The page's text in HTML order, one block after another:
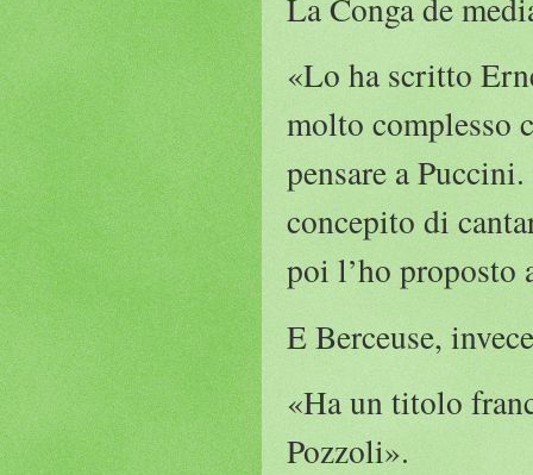
«Lo ha scritto
molto complesso
pensare a
concepito di
poi l’ho
E Berceuse,
«Ha un titolo
Pozzoli».